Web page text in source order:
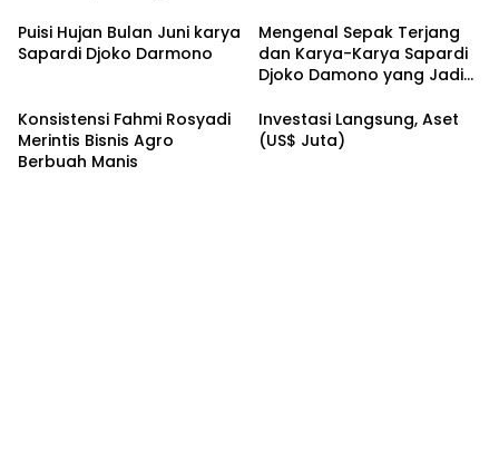
Dukungan dari Abah Aos
Puisi Hujan Bulan Juni karya
Sapardi Djoko Darmono
Mengenal Sepak Terjang
dan Karya-Karya Sapardi
Djoko Damono yang Jadi
Konsistensi Fahmi Rosyadi
Merintis Bisnis Agro
Berbuah Manis
Investasi Langsung, Aset
(US$ Juta)